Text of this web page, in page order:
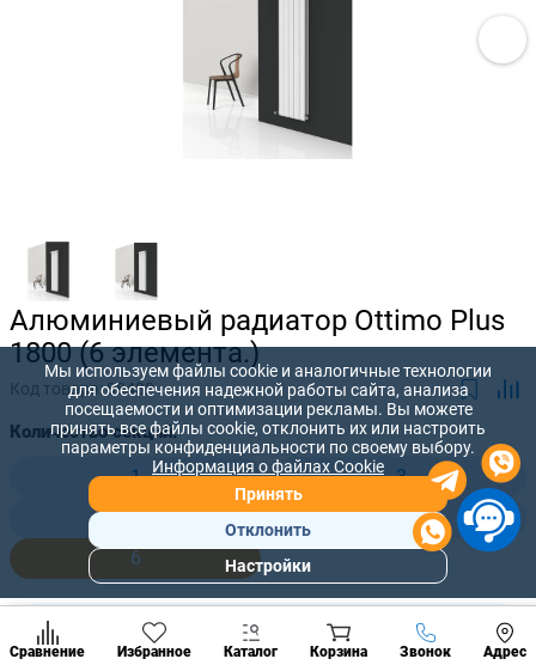
Алюминиевый радиатор Ottimo Plus
1800 (6 элемента.)
Код товара:88432
Количество секций:
1
3
4
5
6
13 440 лей
11 760лей +
Сравнение Избранное Каталог Корзина Звонок Адрес
Позвонить
разделы
Мы используем файлы cookie и аналогичные технологии
для обеспечения надежной работы сайта, анализа
посещаемости и оптимизации рекламы. Вы можете
принять все файлы cookie, отклонить их или настроить
параметры конфиденциальности по своему выбору.
Информация о файлах Cookie
Принять
Отклонить
Настройки